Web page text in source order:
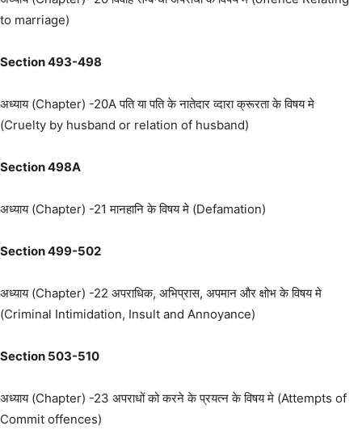
to marriage)
Section 493-498
अध्याय (Chapter) -20A पति या पति के नातेदार व्दारा क्रूरता के विषय मे
(Cruelty by husband or relation of husband)
Section 498A
अध्याय (Chapter) -21 मानहानि के विषय मे (Defamation)
Section 499-502
अध्याय (Chapter) -22 अपराधिक, अभिप्रास, अपमान और क्षोभ के विषय मे
(Criminal Intimidation, Insult and Annoyance)
Section 503-510
अध्याय (Chapter) -23 अपराधों को करने के प्रयत्न के विषय मे (Attempts of
Commit offences)